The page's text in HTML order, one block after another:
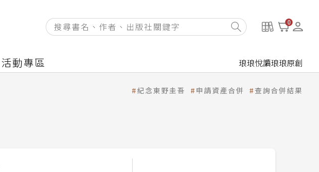
0
活動專區 琅琅悅讀琅琅原創
紀念東野圭吾 申請資產合併 查詢合併結果